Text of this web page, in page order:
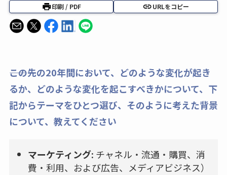
印刷 / PDF URLをコピー
――この先の20年間において、どのような変化が起き
るか、どのような変化を起こすべきかについて、下
記からテーマをひとつ選び、そのように考えた背景
について、教えてください
マーケティング: チャネル・流通・購買、消
費・利用、および広告、メディアビジネス）